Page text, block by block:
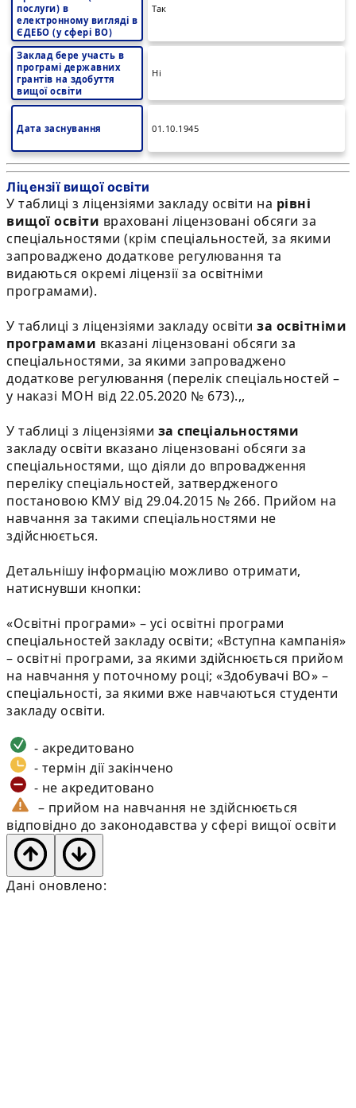
послуги) в
електронному вигляді в
ЄДЕБО (у сфері ВО)
Так
Заклад бере участь в
програмі державних
грантів на здобуття
вищої освіти
Ні
Дата заснування 01.10.1945
Ліцензії вищої освіти
У таблиці з ліцензіями закладу освіти на рівні
вищої освіти враховані ліцензовані обсяги за
спеціальностями (крім спеціальностей, за якими
запроваджено додаткове регулювання та
видаються окремі ліцензії за освітніми
програмами).
У таблиці з ліцензіями закладу освіти за освітніми
програмами вказані ліцензовані обсяги за
спеціальностями, за якими запроваджено
додаткове регулювання (перелік спеціальностей –
у наказі МОН від 22.05.2020 № 673).,,
У таблиці з ліцензіями за спеціальностями
закладу освіти вказано ліцензовані обсяги за
спеціальностями, що діяли до впровадження
переліку спеціальностей, затвердженого
постановою КМУ від 29.04.2015 № 266. Прийом на
навчання за такими спеціальностями не
здійснюється.
Детальнішу інформацію можливо отримати,
натиснувши кнопки:
«Освітні програми» – усі освітні програми
спеціальностей закладу освіти; «Вступна кампанія»
– освітні програми, за якими здійснюється прийом
на навчання у поточному році; «Здобувачі ВО» –
спеціальності, за якими вже навчаються студенти
закладу освіти.
- акредитовано
- термін дії закінчено
- не акредитовано
– прийом на навчання не здійснюється
відповідно до законодавства у сфері вищої освіти
Дані оновлено: